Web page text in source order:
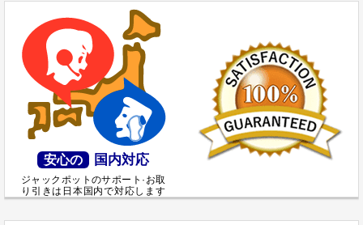
安心の 国内対応
ジャックポットのサポート·お取
り引きは日本国内で対応します